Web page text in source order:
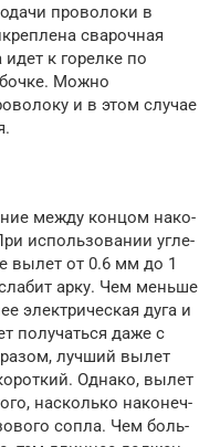
проволоки в
сварочная
идет к горелке по
Можно
и в этом случае
меж­ду кон­цом нако­
исполь­зо­ва­нии угле­
вылет от 0.6 мм до 1
арку. Чем мень­ше
элек­три­че­ская дуга и
полу­чать­ся даже с
луч­ший вылет
Одна­ко, вылет
насколь­ко нако­неч­
соп­ла. Чем боль­